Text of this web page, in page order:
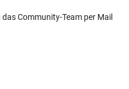
das Community-Team per Mail